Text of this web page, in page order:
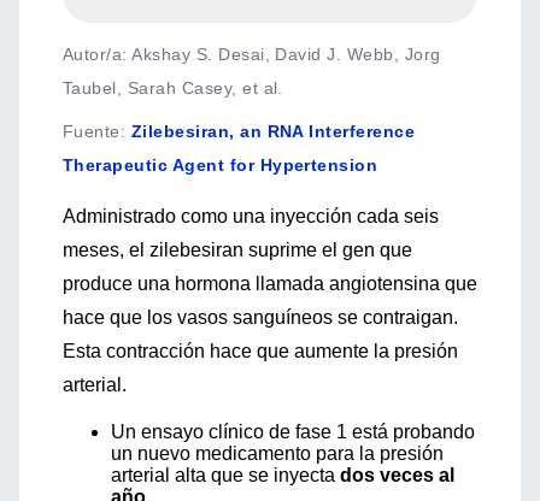
Autor/a: Akshay S. Desai, David J. Webb, Jorg
Taubel, Sarah Casey, et al.
Fuente: Zilebesiran, an RNA Interference
Therapeutic Agent for Hypertension
Administrado como una inyección cada seis
meses, el zilebesiran suprime el gen que
produce una hormona llamada angiotensina que
hace que los vasos sanguíneos se contraigan.
Esta contracción hace que aumente la presión
arterial.
Un ensayo clínico de fase 1 está probando
un nuevo medicamento para la presión
arterial alta que se inyecta dos veces al
año.